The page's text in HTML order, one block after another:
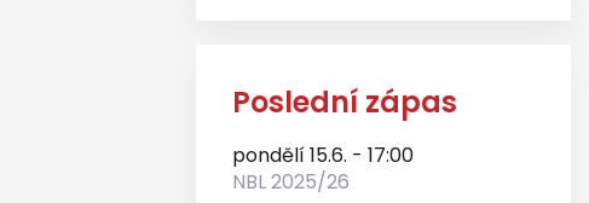
Poslední zápas
pondělí 15.6. - 17:00
NBL 2025/26